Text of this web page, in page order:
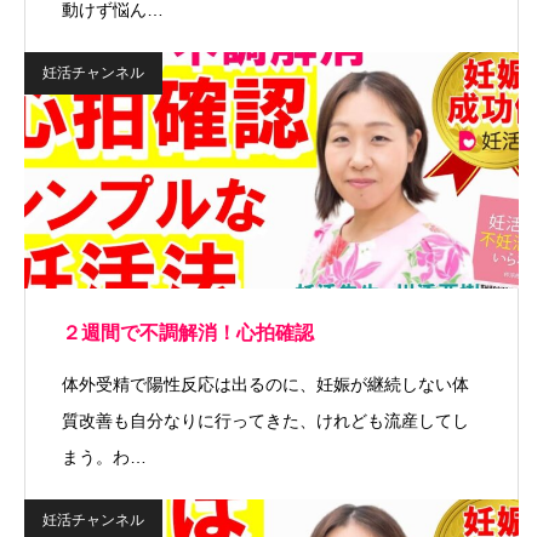
動けず悩ん…
妊活チャンネル
２週間で不調解消！心拍確認
体外受精で陽性反応は出るのに、妊娠が継続しない体
質改善も自分なりに行ってきた、けれども流産してし
まう。わ…
妊活チャンネル